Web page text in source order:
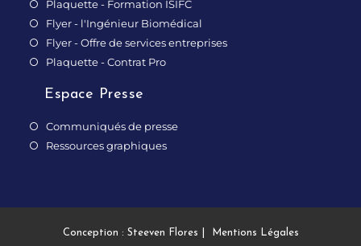
Plaquette - Formation ISIFC
Flyer - l'Ingénieur Biomédical
Flyer - Offre de services entreprises
Plaquette - Contrat Pro
Espace Presse
Communiqués de presse
Ressources graphiques
Conception : Steeven Flores Mentions Légales